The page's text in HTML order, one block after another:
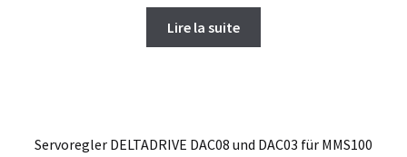
Lire la suite
Servoregler DELTADRIVE DAC08 und DAC03 für MMS100